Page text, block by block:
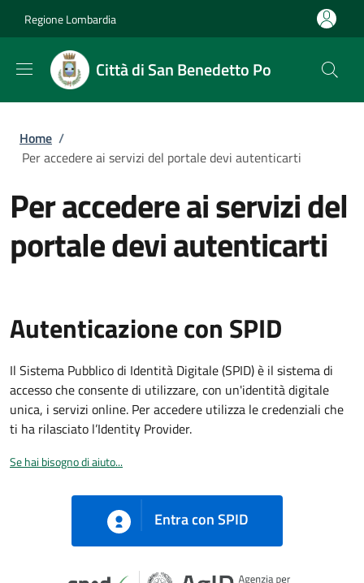
Regione Lombardia
Città di San Benedetto Po
Briciole di pane
Home /
Per accedere ai servizi del portale devi autenticarti
Per accedere ai servizi del
portale devi autenticarti
Autenticazione con SPID
Il Sistema Pubblico di Identità Digitale (SPID) è il sistema di
accesso che consente di utilizzare, con un'identità digitale
unica, i servizi online. Per accedere utilizza le credenziali che
ti ha rilasciato l’Identity Provider.
Se hai bisogno di aiuto...
Entra con SPID